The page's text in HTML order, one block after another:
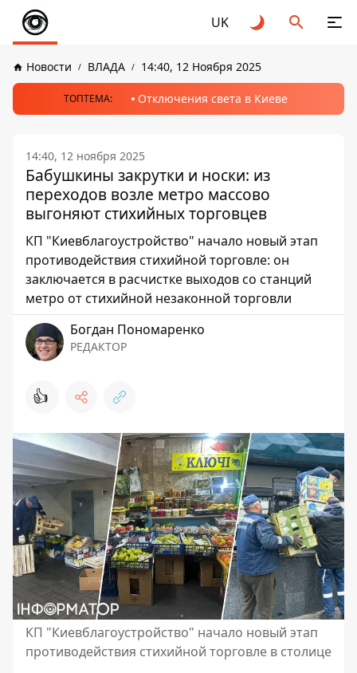
UK
Новости ВЛАДА 14:40, 12 Ноября 2025
ТОПТЕМА: Отключения света в Киеве
14:40, 12 ноября 2025
Бабушкины закрутки и носки: из
переходов возле метро массово
выгоняют стихийных торговцев
КП "Киевблагоустройство" начало новый этап
противодействия стихийной торговле: он
заключается в расчистке выходов со станций
метро от стихийной незаконной торговли
Богдан Пономаренко
РЕДАКТОР
👍
КП "Киевблагоустройство" начало новый этап
противодействия стихийной торговле в столице